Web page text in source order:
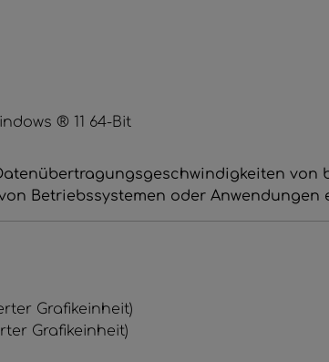
® 11 64-Bit
von
Betriebssystemen oder Anwendungen
Grafikeinheit)
Grafikeinheit)